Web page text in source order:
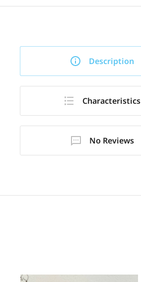
Description
Characteristics
No Reviews